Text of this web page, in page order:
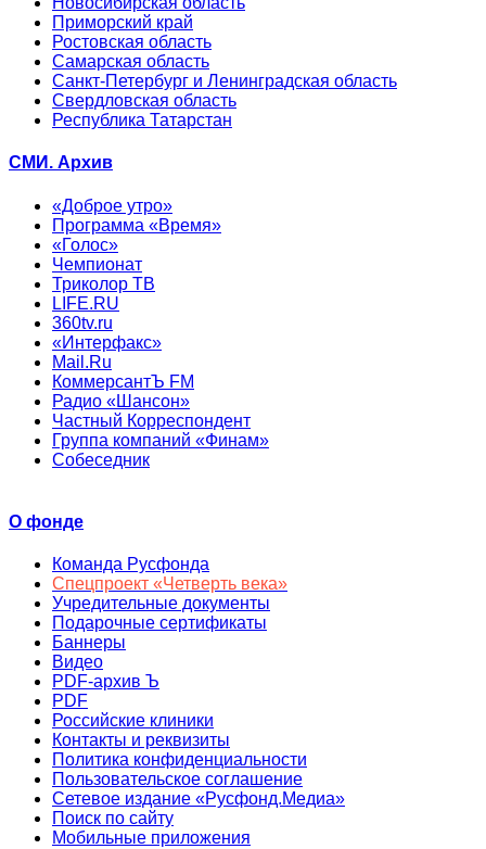
Приморский край
Ростовская область
Самарская область
Санкт-Петербург и Ленинградская область
Свердловская область
Республика Татарстан
СМИ. Архив
«Доброе утро»
Программа «Время»
«Голос»
Чемпионат
Триколор ТВ
LIFE.RU
360tv.ru
«Интерфакс»
Mail.Ru
КоммерсантЪ FM
Радио «Шансон»
Частный Корреспондент
Группа компаний «Финам»
Собеседник
О фонде
Команда Русфонда
Спецпроект «Четверть века»
Учредительные документы
Подарочные сертификаты
Баннеры
Видео
PDF-архив Ъ
PDF
Российские клиники
Контакты и реквизиты
Политика конфиденциальности
Пользовательское соглашение
Сетевое издание «Русфонд.Медиа»
Поиск по сайту
Мобильные приложения